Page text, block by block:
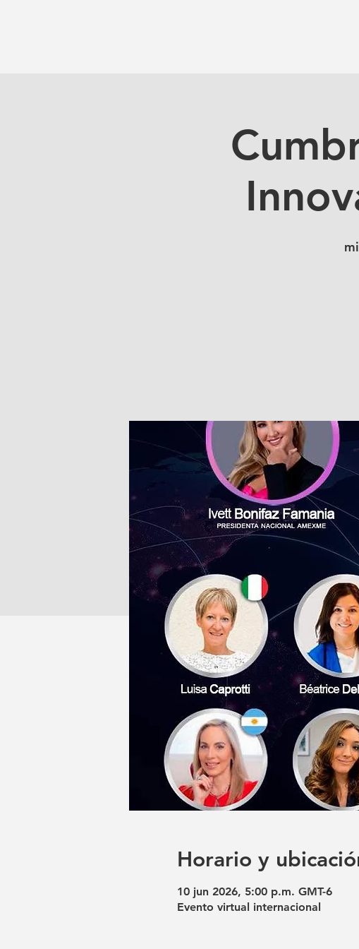
Horario y
10 jun 2026, 5:00 p.m. GMT-6
Evento virtual internacional